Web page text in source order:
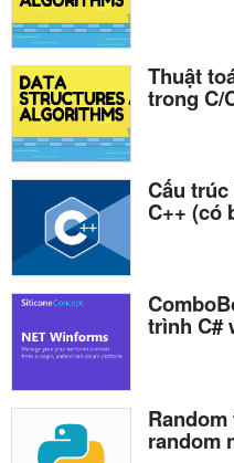
Thuật
trong C/
Cấu
C++ (có
trình C#
random